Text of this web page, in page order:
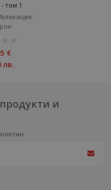
том 1
€
лв.
и